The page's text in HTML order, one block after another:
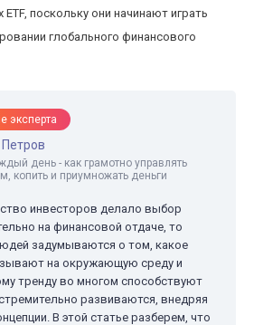
поскольку они начинают играть
глобального финансового
эксперта
день - как грамотно управлять
копить и приумножать деньги
инвесторов делало выбор
на финансовой отдаче, то
задумываются о том, какое
на окружающую среду и
тренду во многом способствуют
развиваются, внедряя
В этой статье разберем, что